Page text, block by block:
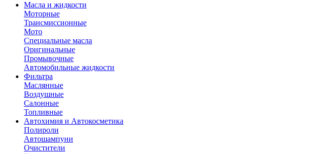
Масла и жидкости
Моторные
Трансмиссионные
Мото
Специальные масла
Оригинальные
Промывочные
Автомобильные жидкости
Фильтра
Маслянные
Воздушные
Салонные
Топливные
Автохимия и Автокосметика
Полироли
Автошампуни
Очистители